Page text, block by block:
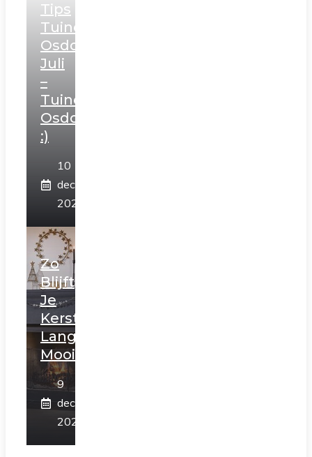
Tips
Tuincentrum
Osdorp
Juli
–
Tuincentrum
Osdorp
:)
10
december
2025
Zo
Blijft
Je
Kerstboom
Langer
Mooi
9
december
2025